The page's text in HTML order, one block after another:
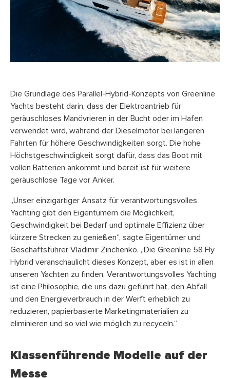
Die Grundlage des Parallel-Hybrid-Konzepts von Greenline
Yachts besteht darin, dass der Elektroantrieb für
geräuschloses Manövrieren in der Bucht oder im Hafen
verwendet wird, während der Dieselmotor bei längeren
Fahrten für höhere Geschwindigkeiten sorgt. Die hohe
Höchstgeschwindigkeit sorgt dafür, dass das Boot mit
vollen Batterien ankommt und bereit ist für weitere
geräuschlose Tage vor Anker.
„Unser einzigartiger Ansatz für verantwortungsvolles
Yachting gibt den Eigentümern die Möglichkeit,
Geschwindigkeit bei Bedarf und optimale Effizienz über
kürzere Strecken zu genießen“, sagte Eigentümer und
Geschäftsführer Vladimir Zinchenko. „Die Greenline 58 Fly
Hybrid veranschaulicht dieses Konzept, aber es ist in allen
unseren Yachten zu finden. Verantwortungsvolles Yachting
ist eine Philosophie, die uns dazu geführt hat, den Abfall
und den Energieverbrauch in der Werft erheblich zu
reduzieren, papierbasierte Marketingmaterialien zu
eliminieren und so viel wie möglich zu recyceln.“
Klassenführende Modelle auf der
Messe